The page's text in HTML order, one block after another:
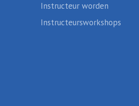
Instructeur worden
Instructeursworkshops